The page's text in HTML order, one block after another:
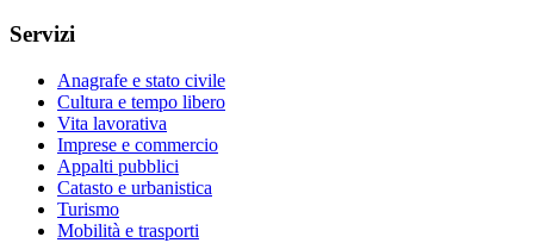
Servizi
Anagrafe e stato civile
Cultura e tempo libero
Vita lavorativa
Imprese e commercio
Appalti pubblici
Catasto e urbanistica
Turismo
Mobilità e trasporti